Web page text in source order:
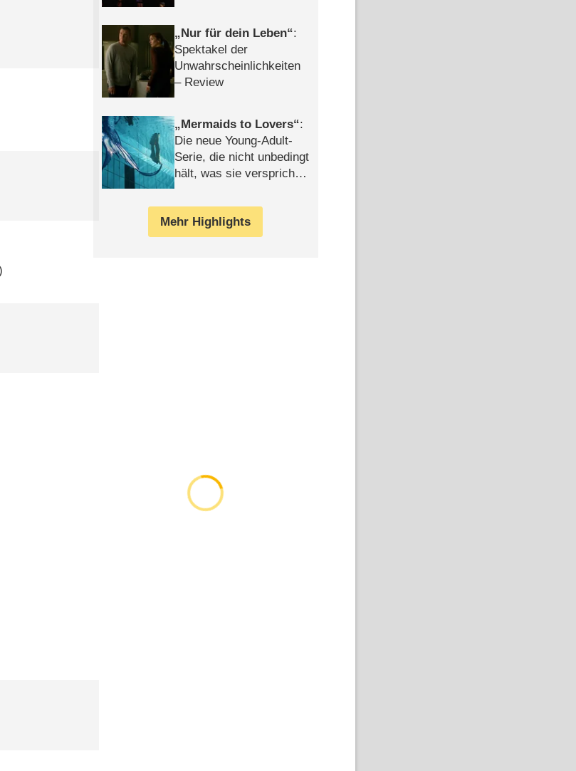
Nur für dein Leben :
Spektakel der
Unwahrscheinlichkeiten
– Review
Mermaids to Lovers :
Die neue Young-Adult-
Serie, die nicht unbedingt
hält, was sie verspricht –
Mehr Highlights